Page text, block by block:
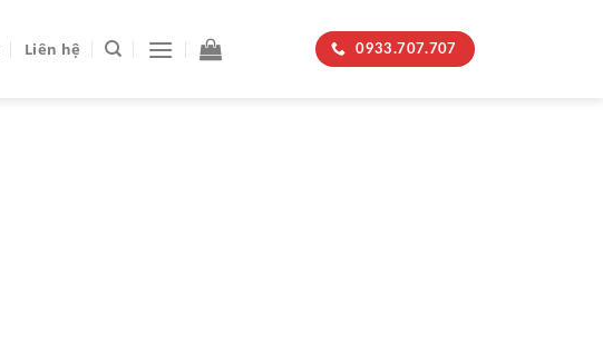
Liên hệ 0933.707.707